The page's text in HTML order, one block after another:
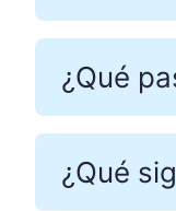
¿Qué
¿Qué